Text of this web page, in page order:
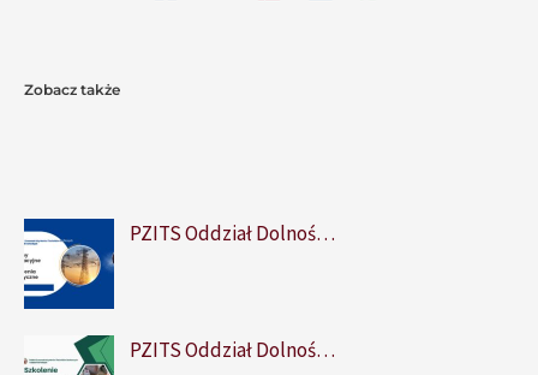
Zobacz także
PZITS Oddział Dolnoś…
PZITS Oddział Dolnoś…